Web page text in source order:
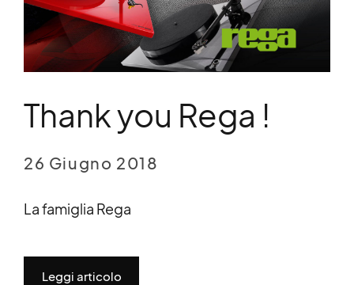
Thank you Rega !
26 Giugno 2018
La famiglia Rega
Leggi articolo